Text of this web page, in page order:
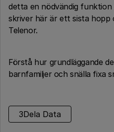
detta en nödvändig
skriver här är ett sista hopp
Telenor.
Förstå hur grundläggande
barnfamiljer och snälla fixa
3Dela Data